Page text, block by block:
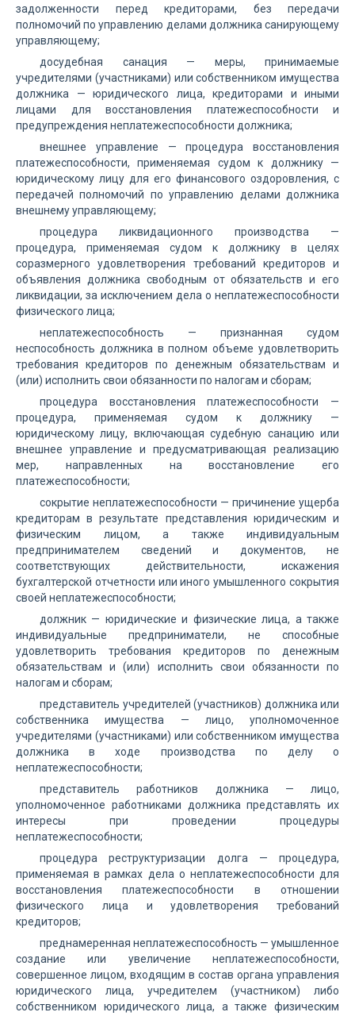
задолженности перед кредиторами, без передачи
полномочий по управлению делами должника санирующему
управляющему;
досудебная санация — меры, принимаемые
учредителями (участниками) или собственником имущества
должника — юридического лица, кредиторами и иными
лицами для восстановления платежеспособности и
предупреждения неплатежеспособности должника;
внешнее управление — процедура восстановления
платежеспособности, применяемая судом к должнику —
юридическому лицу для его финансового оздоровления, с
передачей полномочий по управлению делами должника
внешнему управляющему;
процедура ликвидационного производства —
процедура, применяемая судом к должнику в целях
соразмерного удовлетворения требований кредиторов и
объявления должника свободным от обязательств и его
ликвидации, за исключением дела о неплатежеспособности
физического лица;
неплатежеспособность — признанная судом
неспособность должника в полном объеме удовлетворить
требования кредиторов по денежным обязательствам и
(или) исполнить свои обязанности по налогам и сборам;
процедура восстановления платежеспособности —
процедура, применяемая судом к должнику —
юридическому лицу, включающая судебную санацию или
внешнее управление и предусматривающая реализацию
мер, направленных на восстановление его
платежеспособности;
сокрытие неплатежеспособности — причинение ущерба
кредиторам в результате представления юридическим и
физическим лицом, а также индивидуальным
предпринимателем сведений и документов, не
соответствующих действительности, искажения
бухгалтерской отчетности или иного умышленного сокрытия
своей неплатежеспособности;
должник — юридические и физические лица, а также
индивидуальные предприниматели, не способные
удовлетворить требования кредиторов по денежным
обязательствам и (или) исполнить свои обязанности по
налогам и сборам;
представитель учредителей (участников) должника или
собственника имущества — лицо, уполномоченное
учредителями (участниками) или собственником имущества
должника в ходе производства по делу о
неплатежеспособности;
представитель работников должника — лицо,
уполномоченное работниками должника представлять их
интересы при проведении процедуры
неплатежеспособности;
процедура реструктуризации долга — процедура,
применяемая в рамках дела о неплатежеспособности для
восстановления платежеспособности в отношении
физического лица и удовлетворения требований
кредиторов;
преднамеренная неплатежеспособность — умышленное
создание или увеличение неплатежеспособности,
совершенное лицом, входящим в состав органа управления
юридического лица, учредителем (участником) либо
собственником юридического лица, а также физическим